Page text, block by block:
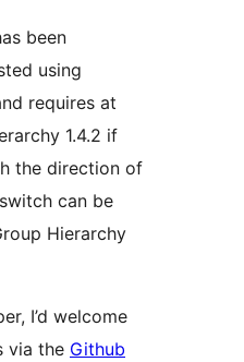
been
using
requires at
1.4.2 if
the direction of
can be
Hierarchy
I’d welcome
via the Github